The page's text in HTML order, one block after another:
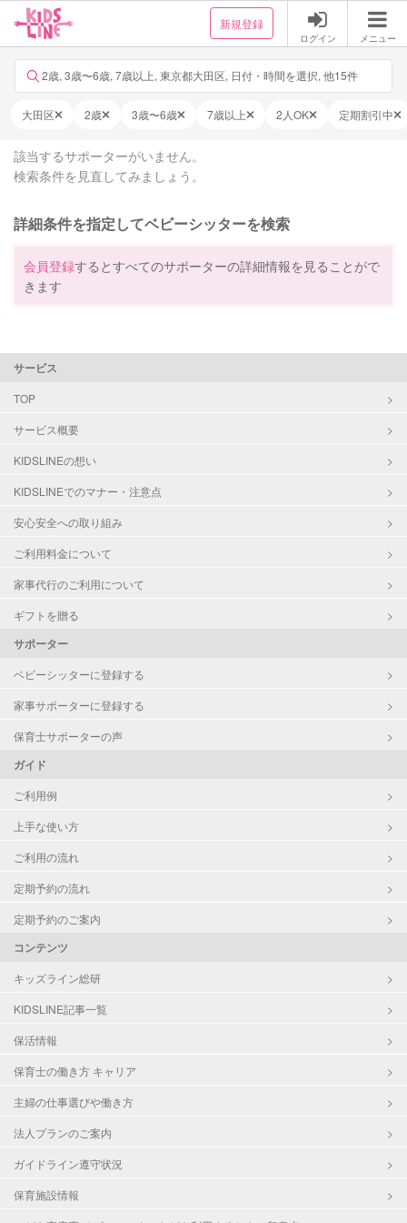
新規登録
ログイン メニュー
2歳, 3歳〜6歳, 7歳以上, 東京都大田区, 日付・時間を選択, 他15件
大田区 2歳 3歳〜6歳 7歳以上 2人OK 定期割引中
該当するサポーターがいません。
検索条件を見直してみましょう。
詳細条件を指定してベビーシッターを検索
会員登録するとすべてのサポーターの詳細情報を見ることがで
きます
サービス
TOP
サービス概要
KIDSLINEの想い
KIDSLINEでのマナー・注意点
安心安全への取り組み
ご利用料金について
家事代行のご利用について
ギフトを贈る
サポーター
ベビーシッターに登録する
家事サポーターに登録する
保育士サポーターの声
ガイド
ご利用例
上手な使い方
ご利用の流れ
定期予約の流れ
定期予約のご案内
コンテンツ
キッズライン総研
KIDSLINE記事一覧
保活情報
保育士の働き方 キャリア
主婦の仕事選びや働き方
法人プランのご案内
ガイドライン遵守状況
保育施設情報